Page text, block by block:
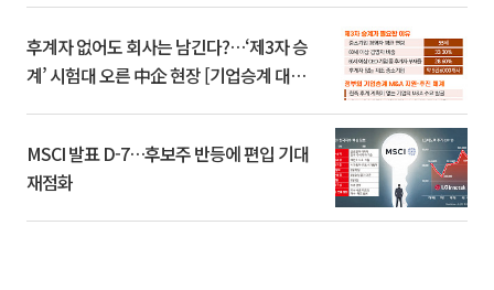
후계자 없어도 회사는 남긴다?…‘제3자 승
계’ 시험대 오른 中企 현장 [기업승계 대전
MSCI 발표 D-7…후보주 반등에 편입 기대
재점화